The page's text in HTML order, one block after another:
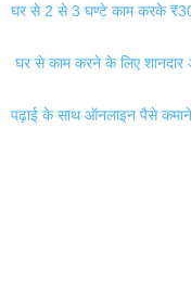
घर से 2 से 3 घण्टे काम करके
घर से काम करने के लिए शानदार
पढ़ाई के साथ ऑनलाइन पैसे